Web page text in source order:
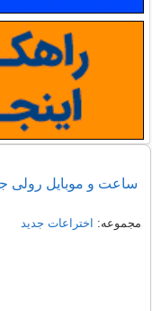
ساعت و موبایل رولی
مجموعه: اختراعات جدید